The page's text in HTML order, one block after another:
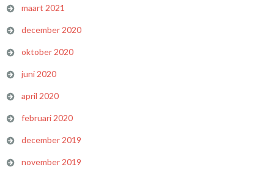
maart 2021
december 2020
oktober 2020
juni 2020
april 2020
februari 2020
december 2019
november 2019